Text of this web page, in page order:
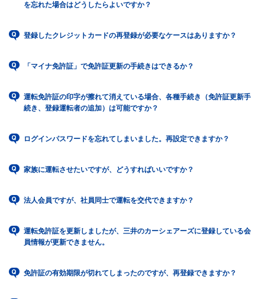
を忘れた場合はどうしたらよいですか？
登録したクレジットカードの再登録が必要なケースはありますか？
「マイナ免許証」で免許証更新の手続きはできるか？
運転免許証の印字が擦れて消えている場合、各種手続き（免許証更新手
続き、登録運転者の追加）は可能ですか？
ログインパスワードを忘れてしまいました。再設定できますか？
家族に運転させたいですが、どうすればいいですか？
法人会員ですが、社員同士で運転を交代できますか？
運転免許証を更新しましたが、三井のカーシェアーズに登録している会
員情報が更新できません。
免許証の有効期限が切れてしまったのですが、再登録できますか？